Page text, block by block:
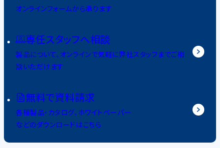
オンラインフォームから承ります
専任スタッフへ相談
製品について、オンラインで気軽に弊社スタッフまでご相
談いただけます
無料で資料請求
各種製品・カタログ、ホワイトペーパー
などのダウンロードはこちら